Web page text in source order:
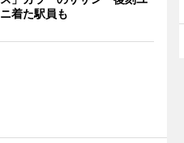
ニ着た駅員も